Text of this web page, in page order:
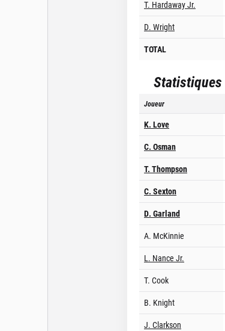
T. Hardaway Jr.
D. Wright
TOTAL
Statistiques
Joueur
K. Love
C. Osman
T. Thompson
C. Sexton
D. Garland
A. McKinnie
L. Nance Jr.
T. Cook
B. Knight
J. Clarkson